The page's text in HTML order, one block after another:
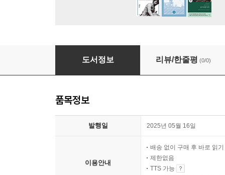
생명 윤리와 기독교인의 삶
도서정보 리뷰/한줄평 (0/0)
품목정보
발행일 2025년 05월 16일
이용안내
배송 없이 구매 후 바로 읽기
제한없음
TTS 가능